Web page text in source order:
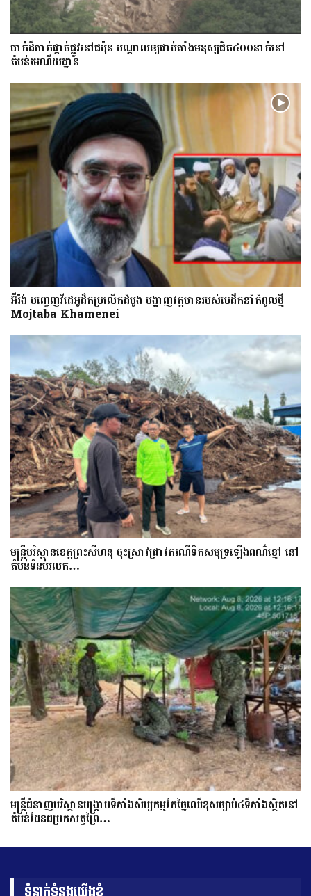
​បាក់​ដី​កាត់ផ្តាច់ផ្លូវ​​នៅជប៉ុន បណ្តាល​ឲ្យ​ជាប់​គាំង​​​មនុស្ស​ជិត​៤០០នាក់​នៅ
តំបន់រមណីយដ្ឋាន​
អ៊ីរ៉ង់ បញ្ចេញវីដេអូដ៏កម្រលើក​ដំបូង បង្ហាញ​វត្តមាន​​​របស់​​មេដឹកនាំកំពូលថ្មី
Mojtaba Khamenei
មន្រ្តីបរិស្ថានខេត្តព្រះសីហនុ ចុះស្រាវជ្រាវករណីទឹកសមុទ្រឡើងពណ៌ខ្មៅ នៅ
តំបន់ទំនប់រលក…
មន្ត្រីជំនាញបរិស្ថានបង្រ្កាបទីតាំងសិប្បកម្មកែច្នៃឈើខុសច្បាប់៤ទីតាំងស្ថិតនៅ
តំបន់ដែនជម្រកសត្វព្រៃ…